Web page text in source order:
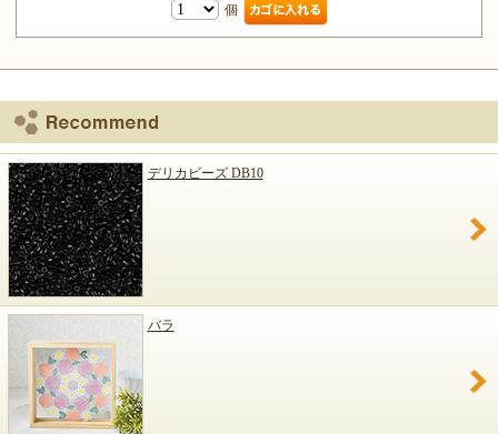
個
デリカビーズ DB10
バラ